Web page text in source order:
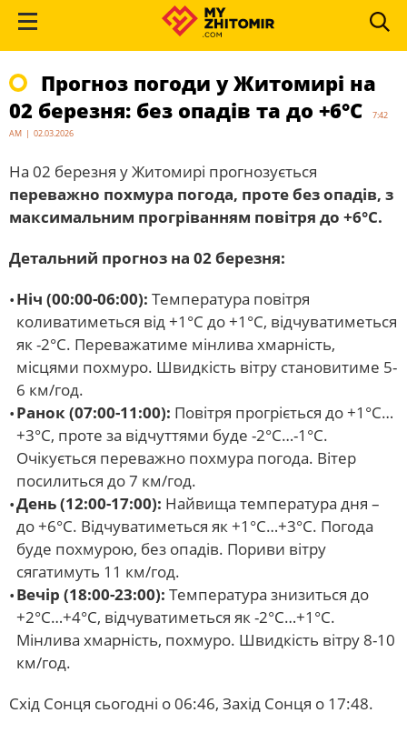
Прогноз погоди у Житомирі на
02 березня: без опадів та до +6°C
7:42
AM | 02.03.2026
На 02 березня у Житомирі прогнозується
переважно похмура погода, проте без опадів, з
максимальним прогріванням повітря до +6°C.
Детальний прогноз на 02 березня:
Ніч (00:00-06:00): Температура повітря
коливатиметься від +1°C до +1°C, відчуватиметься
як -2°C. Переважатиме мінлива хмарність,
місцями похмуро. Швидкість вітру становитиме 5-
6 км/год.
Ранок (07:00-11:00): Повітря прогріється до +1°C…
+3°C, проте за відчуттями буде -2°C…-1°C.
Очікується переважно похмура погода. Вітер
посилиться до 7 км/год.
День (12:00-17:00): Найвища температура дня –
до +6°C. Відчуватиметься як +1°C…+3°C. Погода
буде похмурою, без опадів. Пориви вітру
сягатимуть 11 км/год.
Вечір (18:00-23:00): Температура знизиться до
+2°C…+4°C, відчуватиметься як -2°C…+1°C.
Мінлива хмарність, похмуро. Швидкість вітру 8-10
км/год.
Схід Сонця сьогодні о 06:46, Захід Сонця о 17:48.